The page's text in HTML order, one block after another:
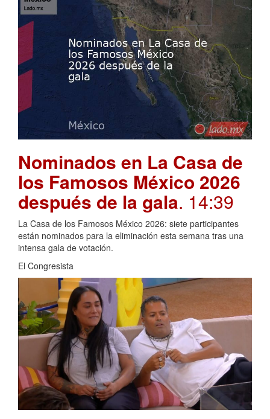
Nominados en La Casa de
los Famosos México 2026
después de la gala. 14:39
La Casa de los Famosos México 2026: siete participantes
están nominados para la eliminación esta semana tras una
intensa gala de votación.
El Congresista